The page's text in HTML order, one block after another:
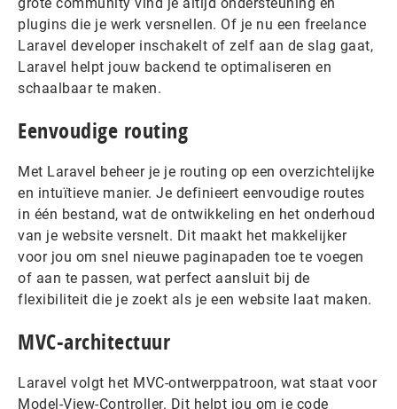
plugins die je werk versnellen. Of je nu een freelance
Laravel developer inschakelt of zelf aan de slag gaat,
Laravel helpt jouw backend te optimaliseren en
schaalbaar te maken.
Eenvoudige routing
Met Laravel beheer je je routing op een overzichtelijke
en intuïtieve manier. Je definieert eenvoudige routes
in één bestand, wat de ontwikkeling en het onderhoud
van je website versnelt. Dit maakt het makkelijker
voor jou om snel nieuwe paginapaden toe te voegen
of aan te passen, wat perfect aansluit bij de
flexibiliteit die je zoekt als je een website laat maken.
MVC-architectuur
Laravel volgt het MVC-ontwerppatroon, wat staat voor
Model-View-Controller. Dit helpt jou om je code